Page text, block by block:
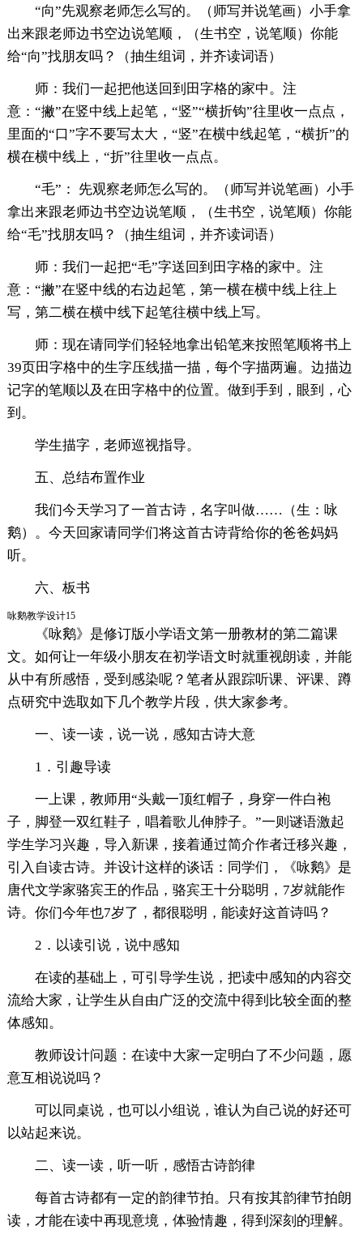
“向”先观察老师怎么写的。（师写并说笔画）小手拿
出来跟老师边书空边说笔顺，（生书空，说笔顺）你能
给“向”找朋友吗？（抽生组词，并齐读词语）
师：我们一起把他送回到田字格的家中。注
意：“撇”在竖中线上起笔，“竖”“横折钩”往里收一点点，
里面的“口”字不要写太大，“竖”在横中线起笔，“横折”的
横在横中线上，“折”往里收一点点。
“毛”： 先观察老师怎么写的。（师写并说笔画）小手
拿出来跟老师边书空边说笔顺，（生书空，说笔顺）你能
给“毛”找朋友吗？（抽生组词，并齐读词语）
师：我们一起把“毛”字送回到田字格的家中。注
意：“撇”在竖中线的右边起笔，第一横在横中线上往上
写，第二横在横中线下起笔往横中线上写。
师：现在请同学们轻轻地拿出铅笔来按照笔顺将书上
39页田字格中的生字压线描一描，每个字描两遍。边描边
记字的笔顺以及在田字格中的位置。做到手到，眼到，心
到。
学生描字，老师巡视指导。
五、总结布置作业
我们今天学习了一首古诗，名字叫做……（生：咏
鹅）。今天回家请同学们将这首古诗背给你的爸爸妈妈
听。
六、板书
咏鹅教学设计15
《咏鹅》是修订版小学语文第一册教材的第二篇课
文。如何让一年级小朋友在初学语文时就重视朗读，并能
从中有所感悟，受到感染呢？笔者从跟踪听课、评课、蹲
点研究中选取如下几个教学片段，供大家参考。
一、读一读，说一说，感知古诗大意
1．引趣导读
一上课，教师用“头戴一顶红帽子，身穿一件白袍
子，脚登一双红鞋子，唱着歌儿伸脖子。”一则谜语激起
学生学习兴趣，导入新课，接着通过简介作者迁移兴趣，
引入自读古诗。并设计这样的谈话：同学们，《咏鹅》是
唐代文学家骆宾王的作品，骆宾王十分聪明，7岁就能作
诗。你们今年也7岁了，都很聪明，能读好这首诗吗？
2．以读引说，说中感知
在读的基础上，可引导学生说，把读中感知的内容交
流给大家，让学生从自由广泛的交流中得到比较全面的整
体感知。
教师设计问题：在读中大家一定明白了不少问题，愿
意互相说说吗？
可以同桌说，也可以小组说，谁认为自己说的好还可
以站起来说。
二、读一读，听一听，感悟古诗韵律
每首古诗都有一定的韵律节拍。只有按其韵律节拍朗
读，才能在读中再现意境，体验情趣，得到深刻的理解。